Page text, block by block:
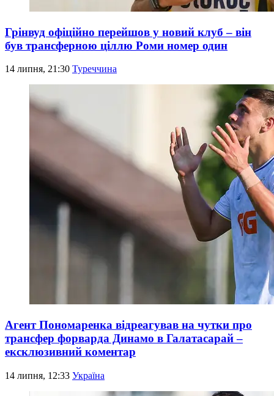
Грінвуд офіційно перейшов у новий клуб – він
був трансферною ціллю Роми номер один
14 липня, 21:30 Туреччина
Агент Пономаренка відреагував на чутки про
трансфер форварда Динамо в Галатасарай –
ексклюзивний коментар
14 липня, 12:33 Україна